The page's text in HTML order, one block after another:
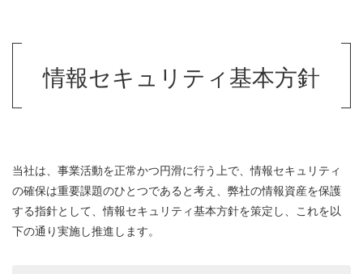
情報セキュリティ基本方針
当社は、事業活動を正常かつ円滑に行う上で、情報セキュリティ
の確保は重要課題のひとつであると考え、弊社の情報資産を保護
する指針として、情報セキュリティ基本方針を策定し、これを以
下の通り実施し推進します。